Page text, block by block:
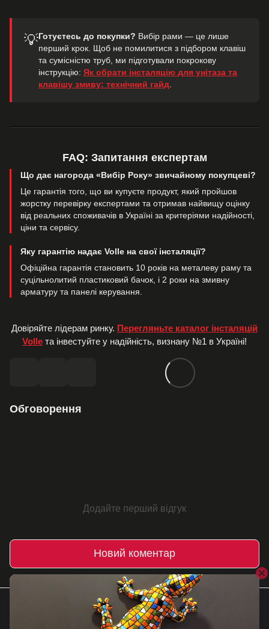
💡Готуєтесь до покупки? Вибір рами — це лише
перший крок. Щоб не помилитися з підбором клавіш
та сумісністю труб, ми підготували покрокову
інструкцію: Як обрати інсталяцію для унітаза та
клавішу змиву: технічний гайд
FAQ: Запитання експертам
Що дає нагорода «Вибір Року» звичайному покупцеві?
Це гарантія того, що ви купуєте продукт, який пройшов
жорстку перевірку експертами та отримав найвищу оцінку
від реальних споживачів в Україні за критеріями надійності,
ціни та сервісу.
Яку гарантію надає Volle на свої інсталяції?
Офіційна гарантія становить 10 років на металеву раму та
суцільнолитий пластиковий бачок, і 2 роки на змивну
арматуру та панелі керування.
Довіряйте лідерам ринку. Перегляньте каталог інсталяцій
Volle та інвестуйте у надійність, визнану №1 в Україні!
Обговорення
Додайте перший відгук
Новий коментар